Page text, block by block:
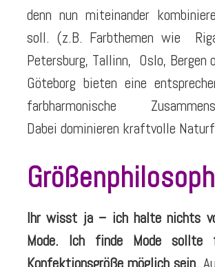
denn nun miteinander
soll. (z.B. Farbthemen wie
Petersburg, Tallinn, Oslo, Bergen
Göteborg bieten eine
farbharmonische
Dabei dominieren kraftvolle
Ihr wisst ja – ich halte nichts
Mode. Ich finde Mode sollte